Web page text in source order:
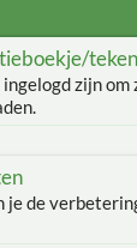
ingelogd zijn om
je de